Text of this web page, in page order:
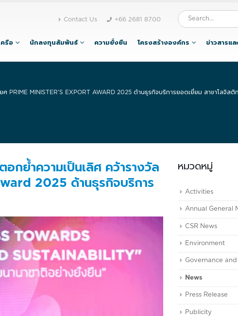
Contact Us +66 2681 8700
รือ นักลงทุนสัมพันธ์ ความยั่งยืน โครงสร้างองค์กร ข่าวสารแ
ศ PRIME MINISTER’S EXPORT AWARD 2025 ด้านธุรกิจบริการยอดเยี่ยม สาขาโลจิสติ
อกย้ำความเป็นเลิศ คว้ารางวัล
2025 ด้านธุรกิจบริการ
หมวดหมู่
Activities
Annual General
CSR News
Environment
Governance
News
Press Release
Publicity